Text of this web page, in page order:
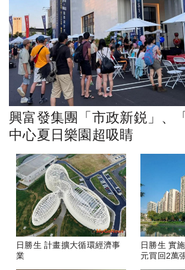
興富發集團「市政新鋭」、
中心夏日樂園超吸睛
日勝生 計畫擴大循環經濟事
業
日勝生 實
元買回2萬